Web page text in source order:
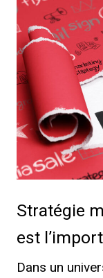
Stratégie
est
Dans un